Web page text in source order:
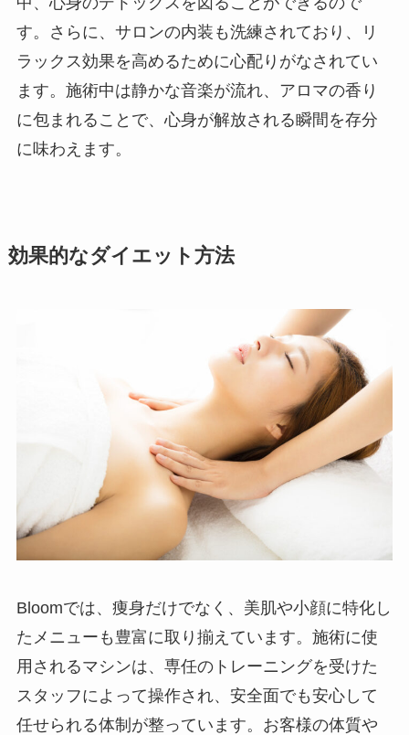
す。さらに、サロンの内装も洗練されており、リ
ラックス効果を高めるために心配りがなされてい
ます。施術中は静かな音楽が流れ、アロマの香り
に包まれることで、心身が解放される瞬間を存分
に味わえます。
効果的なダイエット方法
Bloomでは、痩身だけでなく、美肌や小顔に特化し
たメニューも豊富に取り揃えています。施術に使
用されるマシンは、専任のトレーニングを受けた
スタッフによって操作され、安全面でも安心して
任せられる体制が整っています。お客様の体質や